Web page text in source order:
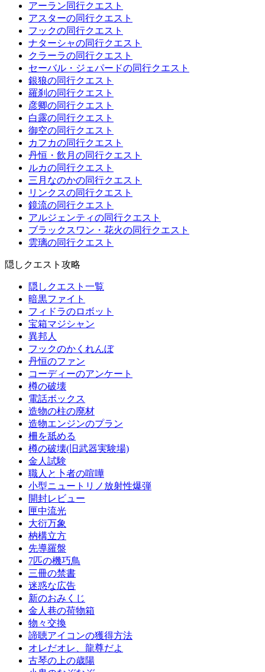
アーラン同行クエスト
アスターの同行クエスト
フックの同行クエスト
ナターシャの同行クエスト
クラーラの同行クエスト
セーバル・ジェパードの同行クエスト
銀狼の同行クエスト
羅刹の同行クエスト
彦卿の同行クエスト
白露の同行クエスト
御空の同行クエスト
カフカの同行クエスト
丹恒・飲月の同行クエスト
ルカの同行クエスト
三月なのかの同行クエスト
リンクスの同行クエスト
鏡流の同行クエスト
アルジェンティの同行クエスト
ブラックスワン・花火の同行クエスト
雲璃の同行クエスト
隠しクエスト攻略
隠しクエスト一覧
暗黒ファイト
フィドラのロボット
宝箱マジシャン
異邦人
フックのかくれんぼ
丹恒のファン
コーディーのアンケート
樽の破壊
電話ボックス
造物の柱の廃材
造物エンジンのプラン
柵を舐める
樽の破壊(旧武器実験場)
金人試験
職人と卜者の喧嘩
小型ニュートリノ放射性爆弾
開封レビュー
匣中流光
大衍万象
枘構立方
先導羅盤
7匹の機巧鳥
三冊の禁書
迷惑な広告
新のおみくじ
金人巷の荷物箱
物々交換
諦聴アイコンの獲得方法
オレだオレ、龍尊だよ
古琴の上の歳陽